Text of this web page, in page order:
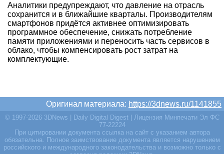
Аналитики предупреждают, что давление на отрасль
сохранится и в ближайшие кварталы. Производителям
смартфонов придётся активнее оптимизировать
программное обеспечение, снижать потребление
памяти приложениями и переносить часть сервисов в
облако, чтобы компенсировать рост затрат на
комплектующие.
Оригинал материала: https://3dnews.ru/1141855
© 1997-2026 3DNews | Daily Digital Digest | Лицензия Минпечати Эл ФС
77-22224
При цитировании документа ссылка на сайт с указанием автора
обязательна. Полное заимствование документа является нарушением
российского и международного законодательства и возможно только с